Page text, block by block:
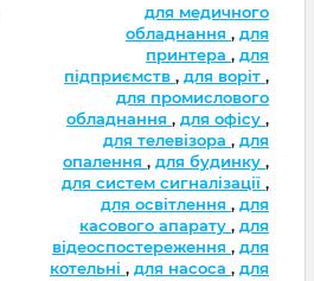
для медичного
обладнання , для
принтера , для
підприємств , для воріт ,
для промислового
обладнання , для офісу ,
для телевізора , для
опалення , для будинку ,
для систем сигналізації ,
для освітлення , для
касового апарату , для
відеоспостереження , для
котельні , для насоса , для